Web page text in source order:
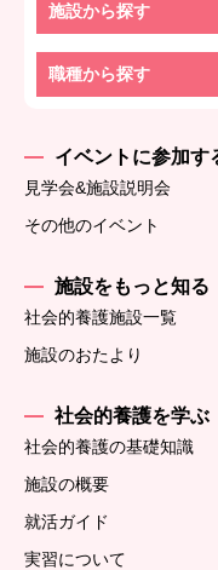
施設から探す
職種から探す
イベントに参加す
見学会&施設説明会
その他のイベント
施設をもっと知る
社会的養護施設一覧
施設のおたより
社会的養護を学ぶ
社会的養護の基礎知識
施設の概要
就活ガイド
実習について